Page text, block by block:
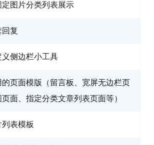
图片分类列表展示
复
侧边栏小工具
页面模版（留言板、宽屏无边栏页
面、指定分类文章列表页面等）
表模板